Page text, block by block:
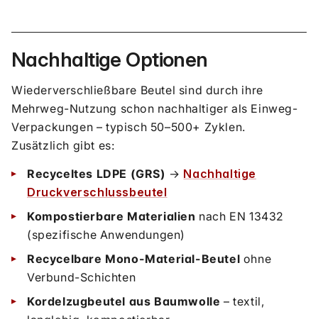
Nachhaltige Optionen
Wiederverschließbare Beutel sind durch ihre
Mehrweg-Nutzung schon nachhaltiger als Einweg-
Verpackungen – typisch 50–500+ Zyklen.
Zusätzlich gibt es:
Recyceltes LDPE (GRS) → Nachhaltige
Druckverschlussbeutel
Kompostierbare Materialien nach EN 13432
(spezifische Anwendungen)
Recycelbare Mono-Material-Beutel ohne
Verbund-Schichten
Kordelzugbeutel aus Baumwolle – textil,